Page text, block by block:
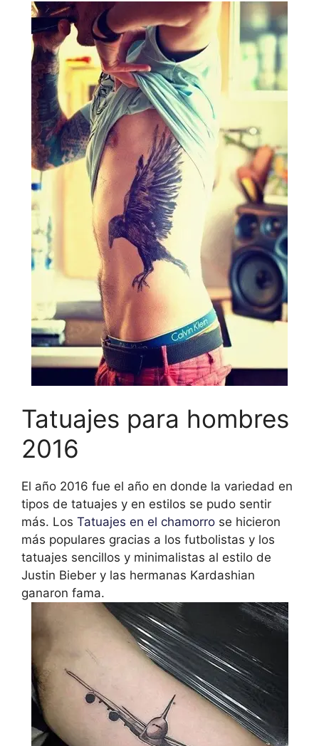
Tatuajes para hombres
2016
El año 2016 fue el año en donde la variedad en
tipos de tatuajes y en estilos se pudo sentir
más. Los Tatuajes en el chamorro se hicieron
más populares gracias a los futbolistas y los
tatuajes sencillos y minimalistas al estilo de
Justin Bieber y las hermanas Kardashian
ganaron fama.